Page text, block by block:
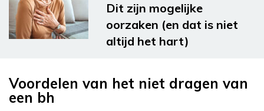
Dit zijn mogelijke
oorzaken (en dat is niet
altijd het hart)
Voordelen van het niet dragen van
een bh